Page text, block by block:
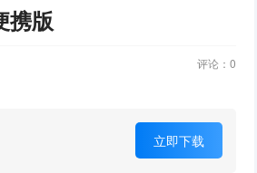
携版
评论： 0
立即下载